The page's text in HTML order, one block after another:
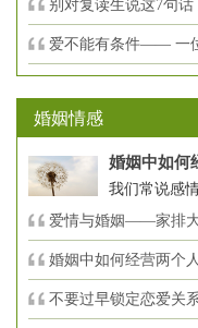
别对复读生说这7句
爱不能有条件—— 一
婚姻情感
婚姻中如何
我们常说感
爱情与婚姻——家排
婚姻中如何经营两个
不要过早锁定恋爱关